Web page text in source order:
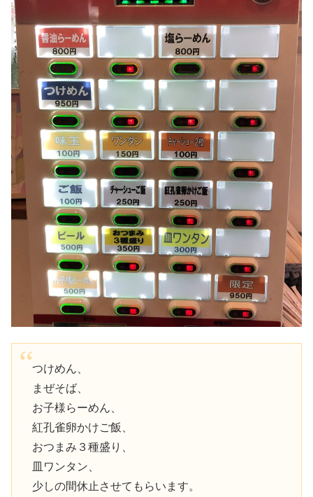
つけめん、
まぜそば、
お子様らーめん、
紅孔雀卵かけご飯、
おつまみ３種盛り、
皿ワンタン、
少しの間休止させてもらいます。